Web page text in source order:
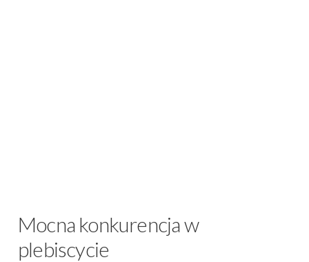
Mocna konkurencja w
plebiscycie